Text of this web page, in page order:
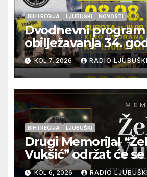
BIH I REGIJA LJUBUŠKI NOVOSTI
Dvodnevni program
obilježavanja 34.
pogibije generala
Kraljevića i osmorice
pripadnika HOS-a
KOL 7, 2026 RADIO
BIH I REGIJA LJUBUŠKI
Drugi Memorijal
Vukšić” održat će
12. kolovoza u Otoku
KOL 6, 2026 RADIO